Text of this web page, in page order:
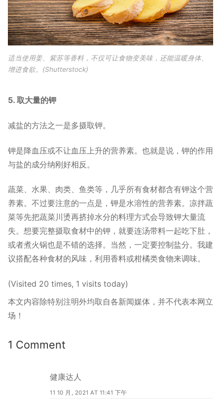
适当使用姜、紫苏等香料，不仅可让食物变美味，还能温暖身体、
增进食欲。(Shutterstock)
5. 取大量的钾
减盐的方法之一是多摄取钾。
钾是降血压或不让血压上升的营养素。也就是说，钾的作用
与盐的成分纳刚好相反。
蔬菜、水果、肉类、鱼类等，几乎所有食材都含有钾这个营
养素。不过要注意的一点是，钾是水溶性的营养素。凉拌蔬
菜等先把蔬菜川烫再挤掉水分的料理方式会导致钾大量流
失。想要完整摄取食材中的钾，就要连汤带料一起吃下肚，
或者煮火锅也是不错的选择。当然，一定要控制盐分。我建
议搭配各种食材的风味，利用香料或柑橘类食物来调味。
(Visited 20 times, 1 visits today)
本文内容除特别注明外均取自各新闻媒体，并不代表本网立
场！
1 Comment
健康达人
11 10 月, 2021 AT 11:41 下午